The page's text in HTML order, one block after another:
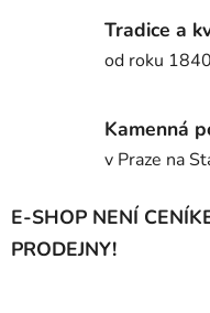
Tradice a
od roku 1840
Kamenná
v Praze na
E-SHOP NENÍ
PRODEJNY!